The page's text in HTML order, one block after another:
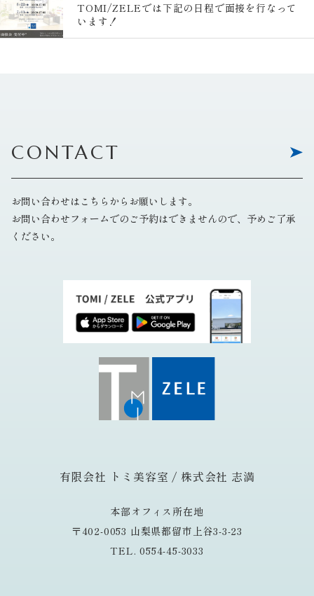
TOMI/ZELEでは下記の日程で面接を行なって
います！
CONTACT
お問い合わせはこちらからお願いします。
お問い合わせフォームでのご予約はできませんので、予めご了承
ください。
有限会社 トミ美容室 / 株式会社 志満
本部オフィス所在地
〒402-0053 山梨県都留市上谷3-3-23
TEL. 0554-45-3033